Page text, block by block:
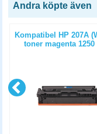
Andra köpte även
Kompatibel HP 207A
toner magenta